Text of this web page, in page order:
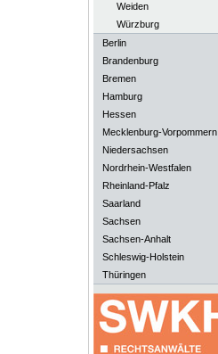
Weiden
Würzburg
Berlin
Brandenburg
Bremen
Hamburg
Hessen
Mecklenburg-Vorpommern
Niedersachsen
Nordrhein-Westfalen
Rheinland-Pfalz
Saarland
Sachsen
Sachsen-Anhalt
Schleswig-Holstein
Thüringen